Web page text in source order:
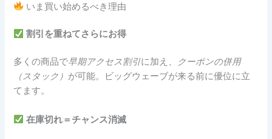
いま買い始めるべき理由
割引を重ねてさらにお得
多くの商品で早期アクセス割引に加え、
クーポンの併用
（スタック） が可能。ビッグウェーブが来る前に優位に立
てます。
在庫切れ＝チャンス消滅